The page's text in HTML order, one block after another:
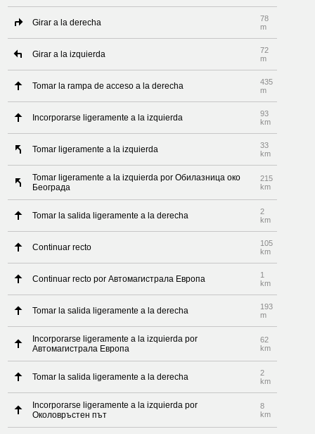
Girar a la derecha
78
m
Girar a la izquierda
72
m
Tomar la rampa de acceso a la derecha
435
m
Incorporarse ligeramente a la izquierda
93
km
Tomar ligeramente a la izquierda
33
km
Tomar ligeramente a la izquierda por Обилазница око
Београда
215
km
Tomar la salida ligeramente a la derecha
2
km
Continuar recto
105
km
Continuar recto por Автомагистрала Европа
1
km
Tomar la salida ligeramente a la derecha
193
m
Incorporarse ligeramente a la izquierda por
Автомагистрала Европа
62
km
Tomar la salida ligeramente a la derecha
2
km
Incorporarse ligeramente a la izquierda por
Околовръстен път
8
km